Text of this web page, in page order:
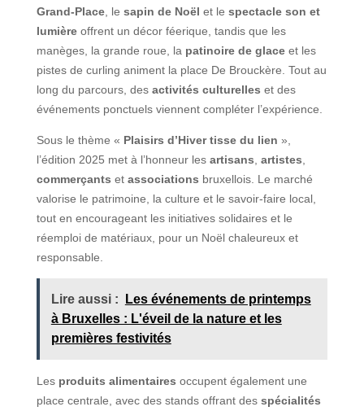
Grand-Place, le sapin de Noël et le spectacle son et
lumièreoffrent un décor féerique, tandis que les
manèges, la grande roue, la patinoire de glaceet les
pistes de curling animent la place De Brouckère. Tout au
long du parcours, des activités culturelles et des
événements ponctuels viennent compléter l’expérience.
Sous le thème « Plaisirs d’Hiver tisse du lien »,
l’édition 2025 met à l’honneur les artisans artistes
commerçants et associations bruxellois. Le marché
valorise le patrimoine, la culture et le savoir-faire local,
tout en encourageant les initiatives solidaires et le
réemploi de matériaux, pour un Noël chaleureux et
responsable.
Lire aussi :
Les événements de printemps
à Bruxelles : L'éveil de la nature et les
premières festivités
Les produits alimentaires occupent également une
place centrale, avec des stands offrant des spécialités